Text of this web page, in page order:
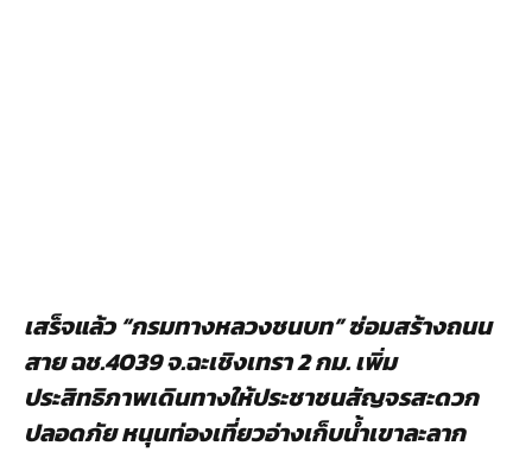
เสร็จแล้ว“กรมทางหลวงชนบท” ซ่อมสร้างถนน
สาย ฉช.4039 จ.ฉะเชิงเทรา 2 กม. เพิ่ม
ประสิทธิภาพเดินทางให้ประชาชนสัญจรสะดวก
ปลอดภัย หนุนท่องเที่ยวอ่างเก็บน้ำเขาละลาก